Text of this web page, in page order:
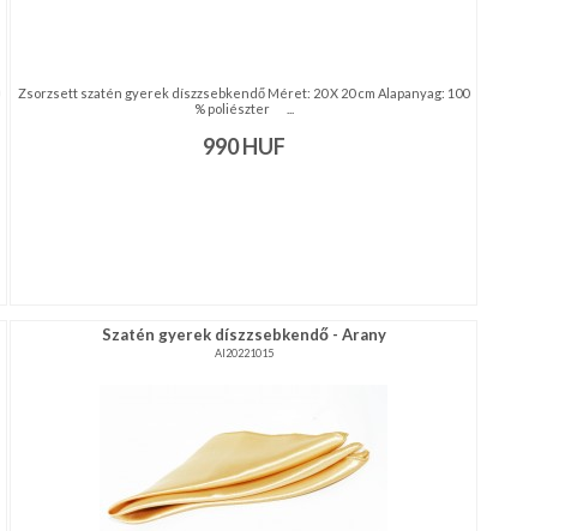
Zsorzsett szatén gyerek díszzsebkendő Méret: 20 X 20 cm Alapanyag: 100
% poliészter ...
990HUF
Szatén gyerek díszzsebkendő - Arany
AI20221015